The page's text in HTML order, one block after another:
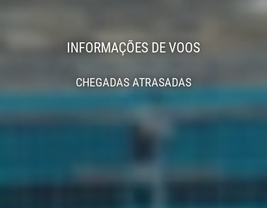
INFORMAÇÕES DE VOOS
CHEGADAS ATRASADAS